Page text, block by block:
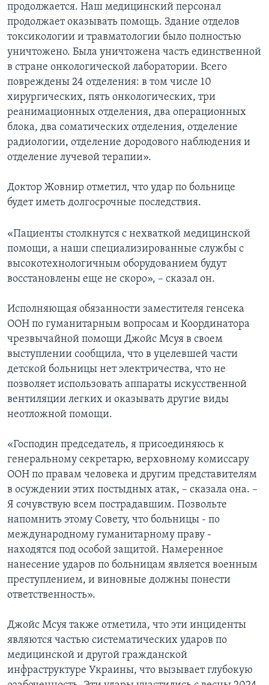
продолжается. Наш медицинский персонал
продолжает оказывать помощь. Здание отделов
токсикологии и травматологии было полностью
уничтожено. Была уничтожена часть единственной
в стране онкологической лаборатории. Всего
повреждены 24 отделения: в том числе 10
хирургических, пять онкологических, три
реанимационных отделения, два операционных
блока, два соматических отделения, отделение
радиологии, отделение дородового наблюдения и
отделение лучевой терапии».
Доктор Жовнир отметил, что удар по больнице
будет иметь долгосрочные последствия.
«Пациенты столкнутся с нехваткой медицинской
помощи, а наши специализированные службы с
высокотехнологичным оборудованием будут
восстановлены еще не скоро», – сказал он.
Исполняющая обязанности заместителя генсека
ООН по гуманитарным вопросам и Координатора
чрезвычайной помощи Джойс Мсуя в своем
выступлении сообщила, что в уцелевшей части
детской больницы нет электричества, что не
позволяет использовать аппараты искусственной
вентиляции легких и оказывать другие виды
неотложной помощи.
«Господин председатель, я присоединяюсь к
генеральному секретарю, верховному комиссару
ООН по правам человека и другим представителям
в осуждении этих постыдных атак, – сказала она. –
Я сочувствую всем пострадавшим. Позвольте
напомнить этому Совету, что больницы - по
международному гуманитарному праву -
находятся под особой защитой. Намеренное
нанесение ударов по больницам является военным
преступлением, и виновные должны понести
ответственность».
Джойс Мсуя также отметила, что эти инциденты
являются частью систематических ударов по
медицинской и другой гражданской
инфраструктуре Украины, что вызывает глубокую